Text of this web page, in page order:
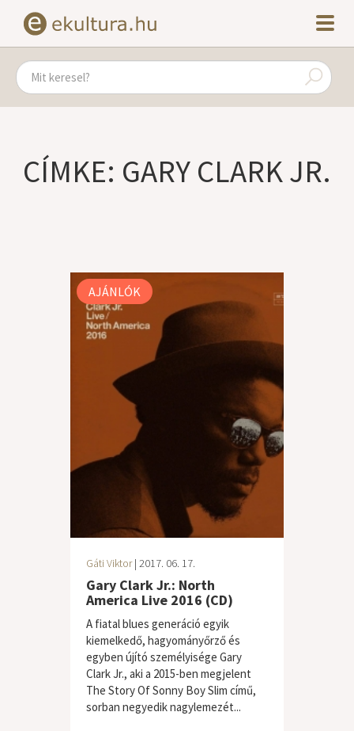
CÍMKE: GARY CLARK JR.
AJÁNLÓK
Gáti Viktor| 2017. 06. 17.
Gary Clark Jr.: North
America Live 2016 (CD)
A fiatal blues generáció egyik
kiemelkedő, hagyományőrző és
egyben újító személyisége Gary
Clark Jr., aki a 2015-ben megjelent
The Story Of Sonny Boy Slim című,
sorban negyedik nagylemezét...